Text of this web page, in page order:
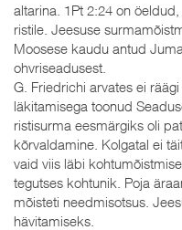
altarina. 1Pt 2:24 on
ristile. Jeesuse
Moosese kaudu antud
ohvriseadusest.
G. Friedrichi arvates ei
läkitamisega toonud
ristisurma eesmärgiks oli
kõrvaldamine. Kolgatal ei
vaid viis läbi
tegutses kohtunik. Poja
mõisteti needmisotsus.
hävitamiseks.